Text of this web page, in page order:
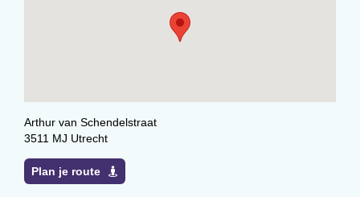
Arthur van Schendelstraat
3511 MJ Utrecht
Plan je route